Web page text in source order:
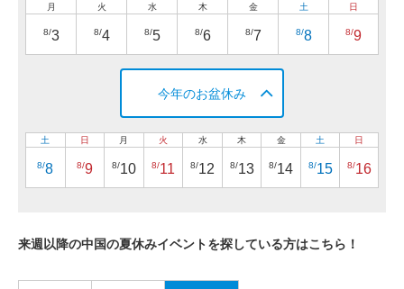
月
8/3
火
8/4
水
8/5
木
8/6
金
8/7
土
8/8
日
8/9
今年のお盆休み
土
8/8
日
8/9
月
8/10
火
8/11
水
8/12
木
8/13
金
8/14
土
8/15
日
8/16
来週以降の中国の夏休みイベントを探している方はこちら！